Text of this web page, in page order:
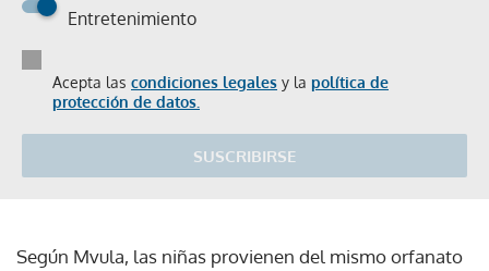
Entretenimiento
Acepta las condiciones legales y la política de
protección de datos.
SUSCRIBIRSE
Según Mvula, las niñas provienen del mismo orfanato